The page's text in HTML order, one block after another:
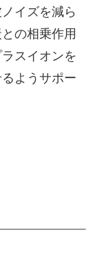
イズを減ら
の相乗作用
スイオンを
ようサポー